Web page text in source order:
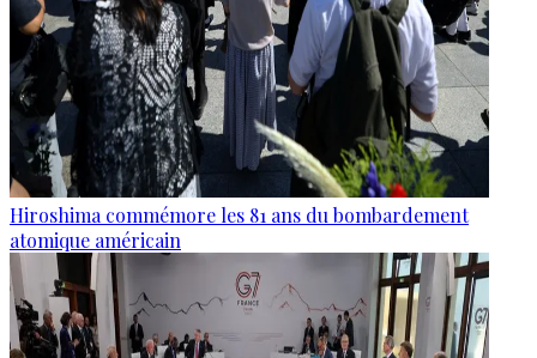
Hiroshima commémore les 81 ans du bombardement
atomique américain